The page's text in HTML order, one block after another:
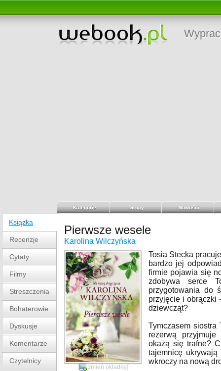
Kategorie Grupy Nowości
Książka
Recenzje
Cytaty
Filmy
Streszczenia
Bohaterowie
Dyskusje
Komentarze
Czytelnicy
Pierwsze wesele
Karolina Wilczyńska
[ zmień okładkę]
Tosia Stecka
bardzo jej
firmie pojawia się
zdobywa serce
przygotowania do
przyjęcie i obrączki
dziewcząt?
Tymczasem siostra
rezerwą
okażą się trafne?
tajemnicę
wkroczy na nową